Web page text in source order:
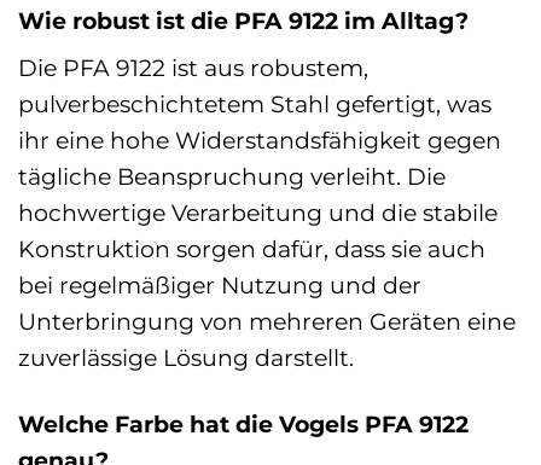
Wie robust ist die PFA 9122 im Alltag?
Die PFA 9122 ist aus robustem,
pulverbeschichtetem Stahl gefertigt, was
ihr eine hohe Widerstandsfähigkeit gegen
tägliche Beanspruchung verleiht. Die
hochwertige Verarbeitung und die stabile
Konstruktion sorgen dafür, dass sie auch
bei regelmäßiger Nutzung und der
Unterbringung von mehreren Geräten eine
zuverlässige Lösung darstellt.
Welche Farbe hat die Vogels PFA 9122